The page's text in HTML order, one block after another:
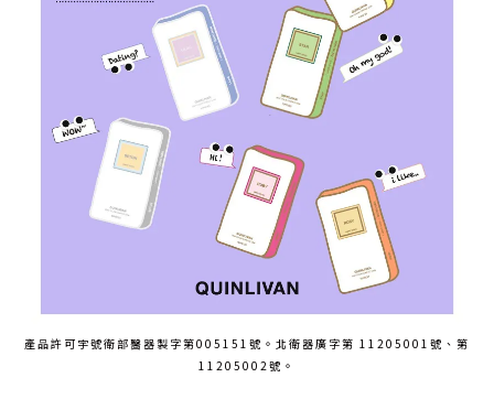
產品許可宇號衛部醫器製字第005151號。北衛器廣字第 11205001號、第
11205002號。